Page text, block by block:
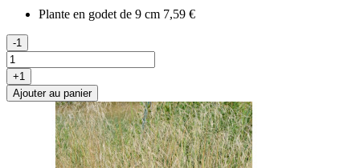
Plante en godet de 9 cm 7,59 €
-1
+1
Ajouter au panier